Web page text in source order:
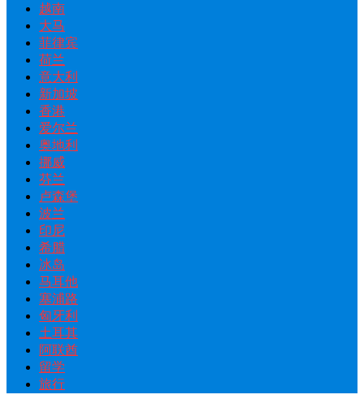
越南
大马
菲律宾
荷兰
意大利
新加坡
香港
爱尔兰
奥地利
挪威
芬兰
卢森堡
波兰
印尼
希腊
冰岛
马耳他
塞浦路
匈牙利
土耳其
阿联酋
留学
旅行